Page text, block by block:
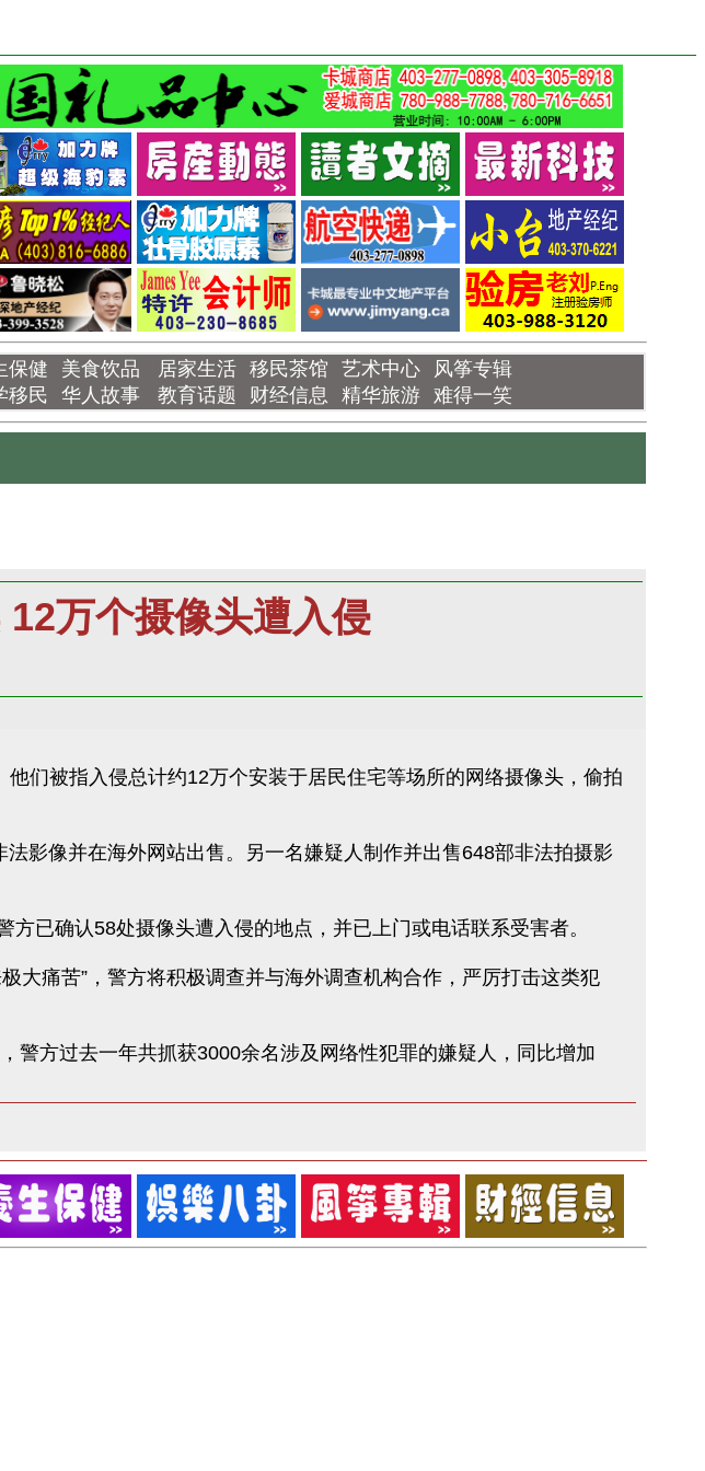
保健 美食饮品 居家生活 移民茶馆 艺术中心
风筝专辑
移民 华人故事 教育话题 财经信息 精华旅游 难得一笑
万个摄像头遭入侵
们被指入侵总计约12万个安装于居民住宅等场所的网络摄像头，偷拍
影像并在海外网站出售。另一名嫌疑人制作并出售648部非法拍摄影
已确认58处摄像头遭入侵的地点，并已上门或电话联系受害者。
大痛苦”，警方将积极调查并与海外调查机构合作，严厉打击这类犯
警方过去一年共抓获3000余名涉及网络性犯罪的嫌疑人，同比增加